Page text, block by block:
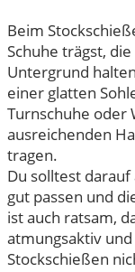
Beim
Schuhe trägst,
Untergrund
einer glatten
Turnschuhe oder
ausreichenden
tragen.
Du solltest darauf
gut passen und
ist auch ratsam,
atmungsaktiv
Stockschießen